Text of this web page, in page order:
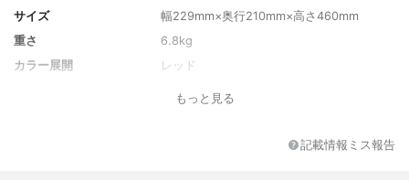
サイズ
幅229mm×奥行210mm×高さ460mm
重さ
6.8kg
カラー展開
レッド
もっと見る
記載情報ミス報告